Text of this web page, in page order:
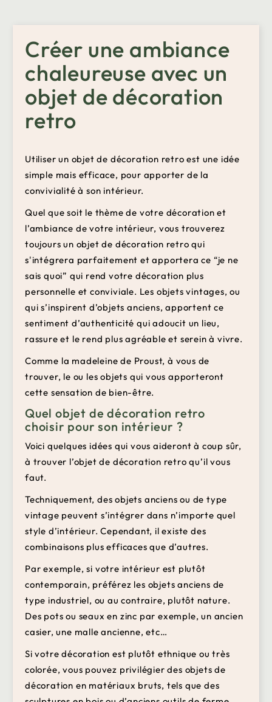
Créer une ambiance
chaleureuse avec un
objet de décoration
retro
Utiliser un objet de décoration retro est une idée
simple mais efficace, pour apporter de la
convivialité à son intérieur.
Quel que soit le thème de votre décoration et
l’ambiance de votre intérieur, vous trouverez
toujours un objet de décoration retro qui
s'intégrera parfaitement et apportera ce “je ne
sais quoi” qui rend votre décoration plus
personnelle et conviviale. Les objets vintages, ou
qui s’inspirent d’objets anciens, apportent ce
sentiment d’authenticité qui adoucit un lieu,
rassure et le rend plus agréable et serein à vivre.
Comme la madeleine de Proust, à vous de
trouver, le ou les objets qui vous apporteront
cette sensation de bien-être.
Quel objet de décoration retro
choisir pour son intérieur ?
Voici quelques idées qui vous aideront à coup sûr,
à trouver l’objet de décoration retro qu’il vous
faut.
Techniquement, des objets anciens ou de type
vintage peuvent s’intégrer dans n’importe quel
style d’intérieur. Cependant, il existe des
combinaisons plus efficaces que d’autres.
Par exemple, si votre intérieur est plutôt
contemporain, préférez les objets anciens de
type industriel, ou au contraire, plutôt nature.
Des pots ou seaux en zinc par exemple, un ancien
casier, une malle ancienne, etc…
Si votre décoration est plutôt ethnique ou très
colorée, vous pouvez privilégier des objets de
décoration en matériaux bruts, tels que des